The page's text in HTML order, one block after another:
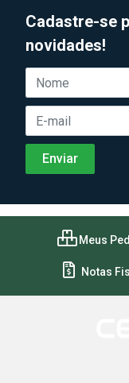
Cadastre-se
novidades!
Meus
Notas